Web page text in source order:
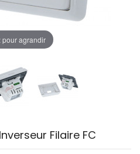
pour agrandir
Filaire FC